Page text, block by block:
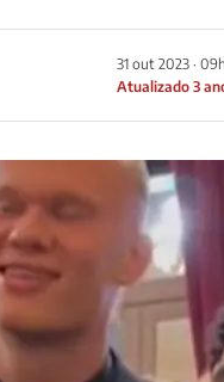
31 out 2023 ·
Atualizado 3